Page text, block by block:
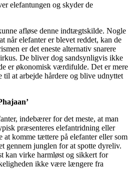
elefantungen og skyder de
afløse denne indtægtskilde. Nogle
når elefanter er blevet reddet, kan de
er det eneste alternativ snarere
De bliver dog sandsynligvis ikke
er økonomisk værdifulde. Det er mere
til at arbejde hårdere og blive udnyttet
indebærer for det meste, at man
præsenteres elefantridning eller
at komme tættere på elefanter eller som
gennem junglen for at spotte dyreliv.
kan virke harmløst og sikkert for
ikke være længere fra